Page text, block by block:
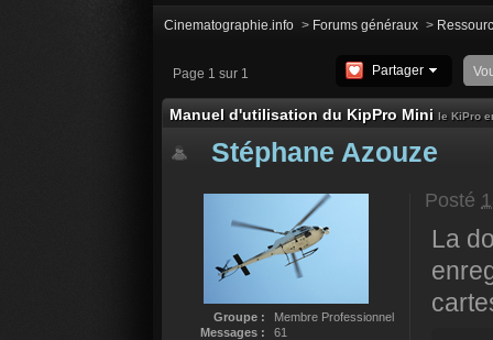
Cinematographie.info > Forums généraux >
Page 1 sur 1 Partager
Manuel d'utilisation du KipPro Mini le KiPro
Stéphane Azouze
Groupe :
Membre Professionnel
Messages :
61
Posté
La